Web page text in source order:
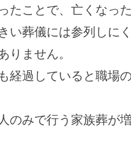
たことで、亡くなっ
い葬儀には参列しに
りません。
経過していると職場
のみで行う家族葬が